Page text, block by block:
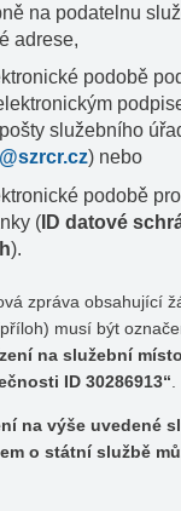
na podatelnu
adrese,
podobě
služebního
) nebo
podobě
( ID datové
).
zpráva obsahující
musí být
na služební
ID 30286913“
na výše uvedené
o státní službě